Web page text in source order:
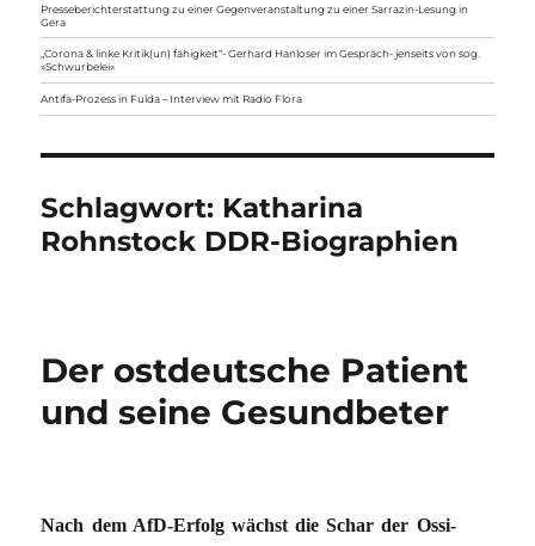
Presseberichterstattung zu einer Gegenveranstaltung zu einer Sarrazin-Lesung in
Gera
„Corona & linke Kritik(un) fähigkeit“- Gerhard Hanloser im Gespräch- jenseits von sog.
»Schwurbelei«
Antifa-Prozess in Fulda – Interview mit Radio Flora
Schlagwort: Katharina
Rohnstock DDR-Biographien
Der ostdeutsche Patient
und seine Gesundbeter
Nach dem AfD-Erfolg wächst die Schar der Ossi-